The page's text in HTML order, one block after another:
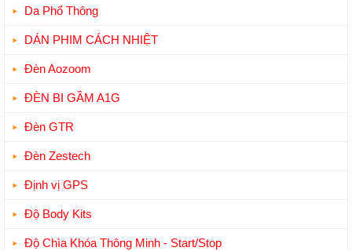
Da Phổ Thông
DÁN PHIM CÁCH NHIỆT
Đèn Aozoom
ĐÈN BI GẦM A1G
Đèn GTR
Đèn Zestech
Định vị GPS
Độ Body Kits
Độ Chìa Khóa Thông Minh - Start/Stop